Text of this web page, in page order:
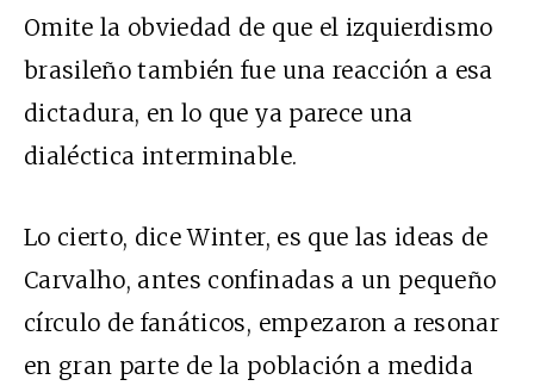
Omite la obviedad de que el izquierdismo
brasileño también fue una reacción a esa
dictadura, en lo que ya parece una
dialéctica interminable.
Lo cierto, dice Winter, es que las ideas de
Carvalho, antes confinadas a un pequeño
círculo de fanáticos, empezaron a resonar
en gran parte de la población a medida